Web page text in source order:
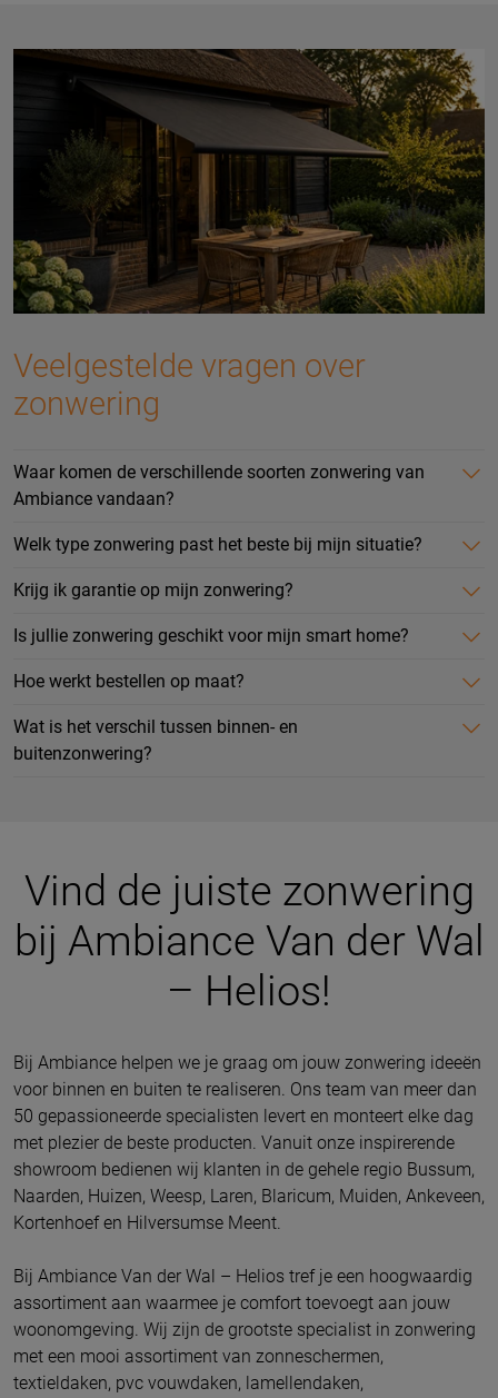
Veelgestelde vragen over
zonwering
Waar komen de verschillende soorten zonwering van
Ambiance vandaan?
Welk type zonwering past het beste bij mijn situatie?
Krijg ik garantie op mijn zonwering?
Is jullie zonwering geschikt voor mijn smart home?
Hoe werkt bestellen op maat?
Wat is het verschil tussen binnen- en
buitenzonwering?
Vind de juiste zonwering
bij Ambiance Van der Wal
– Helios!
Bij Ambiance helpen we je graag om jouw zonwering ideeën
voor binnen en buiten te realiseren. Ons team van meer dan
50 gepassioneerde specialisten levert en monteert elke dag
met plezier de beste producten. Vanuit onze inspirerende
showroom bedienen wij klanten in de gehele regio Bussum,
Naarden, Huizen, Weesp, Laren, Blaricum, Muiden, Ankeveen,
Kortenhoef en Hilversumse Meent.
Bij Ambiance Van der Wal – Helios tref je een hoogwaardig
assortiment aan waarmee je comfort toevoegt aan jouw
woonomgeving. Wij zijn de grootste specialist in zonwering
met een mooi assortiment van zonneschermen,
textieldaken, pvc vouwdaken, lamellendaken,